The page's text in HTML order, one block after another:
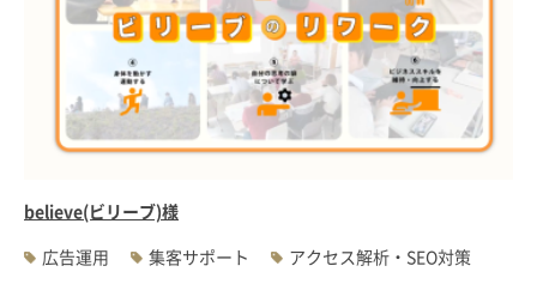
believe(ビリーブ)様
広告運用
集客サポート アクセス解析・SEO対策